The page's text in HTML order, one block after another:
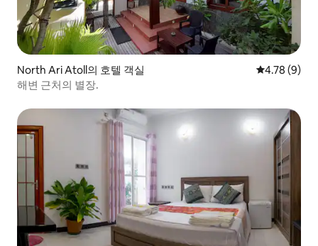
North Ari Atoll의 호텔 객실 평점 4.78점
4.78 (9)
해변 근처의 별장.